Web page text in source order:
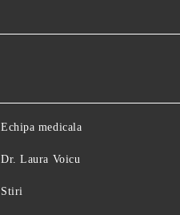
Echipa medicala
Dr. Laura Voicu
Stiri